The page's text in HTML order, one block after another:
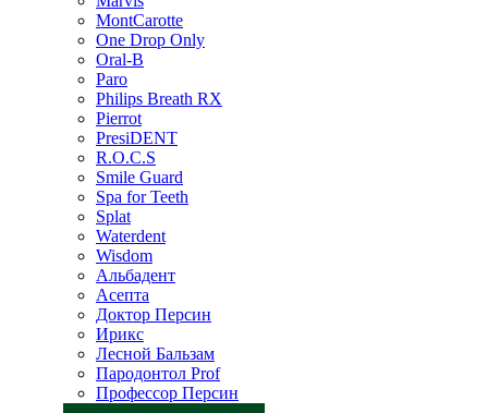
MontCarotte
One Drop Only
Oral-B
Paro
Philips Breath RX
Pierrot
PresiDENT
R.O.C.S
Smile Guard
Spa for Teeth
Splat
Waterdent
Wisdom
Альбадент
Асепта
Доктор Персин
Ирикс
Лесной Бальзам
Пародонтол Prof
Профессор Персин